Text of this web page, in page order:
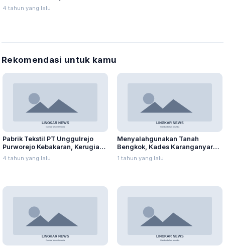
4 tahun yang lalu
Rekomendasi untuk kamu
Pabrik Tekstil PT Unggulrejo
Purworejo Kebakaran, Kerugian
Capai Puluhan Juta Rupiah
4 tahun yang lalu
Menyalahgunakan Tanah
Bengkok, Kades Karanganyar
Ditangkap Kejari
1 tahun yang lalu